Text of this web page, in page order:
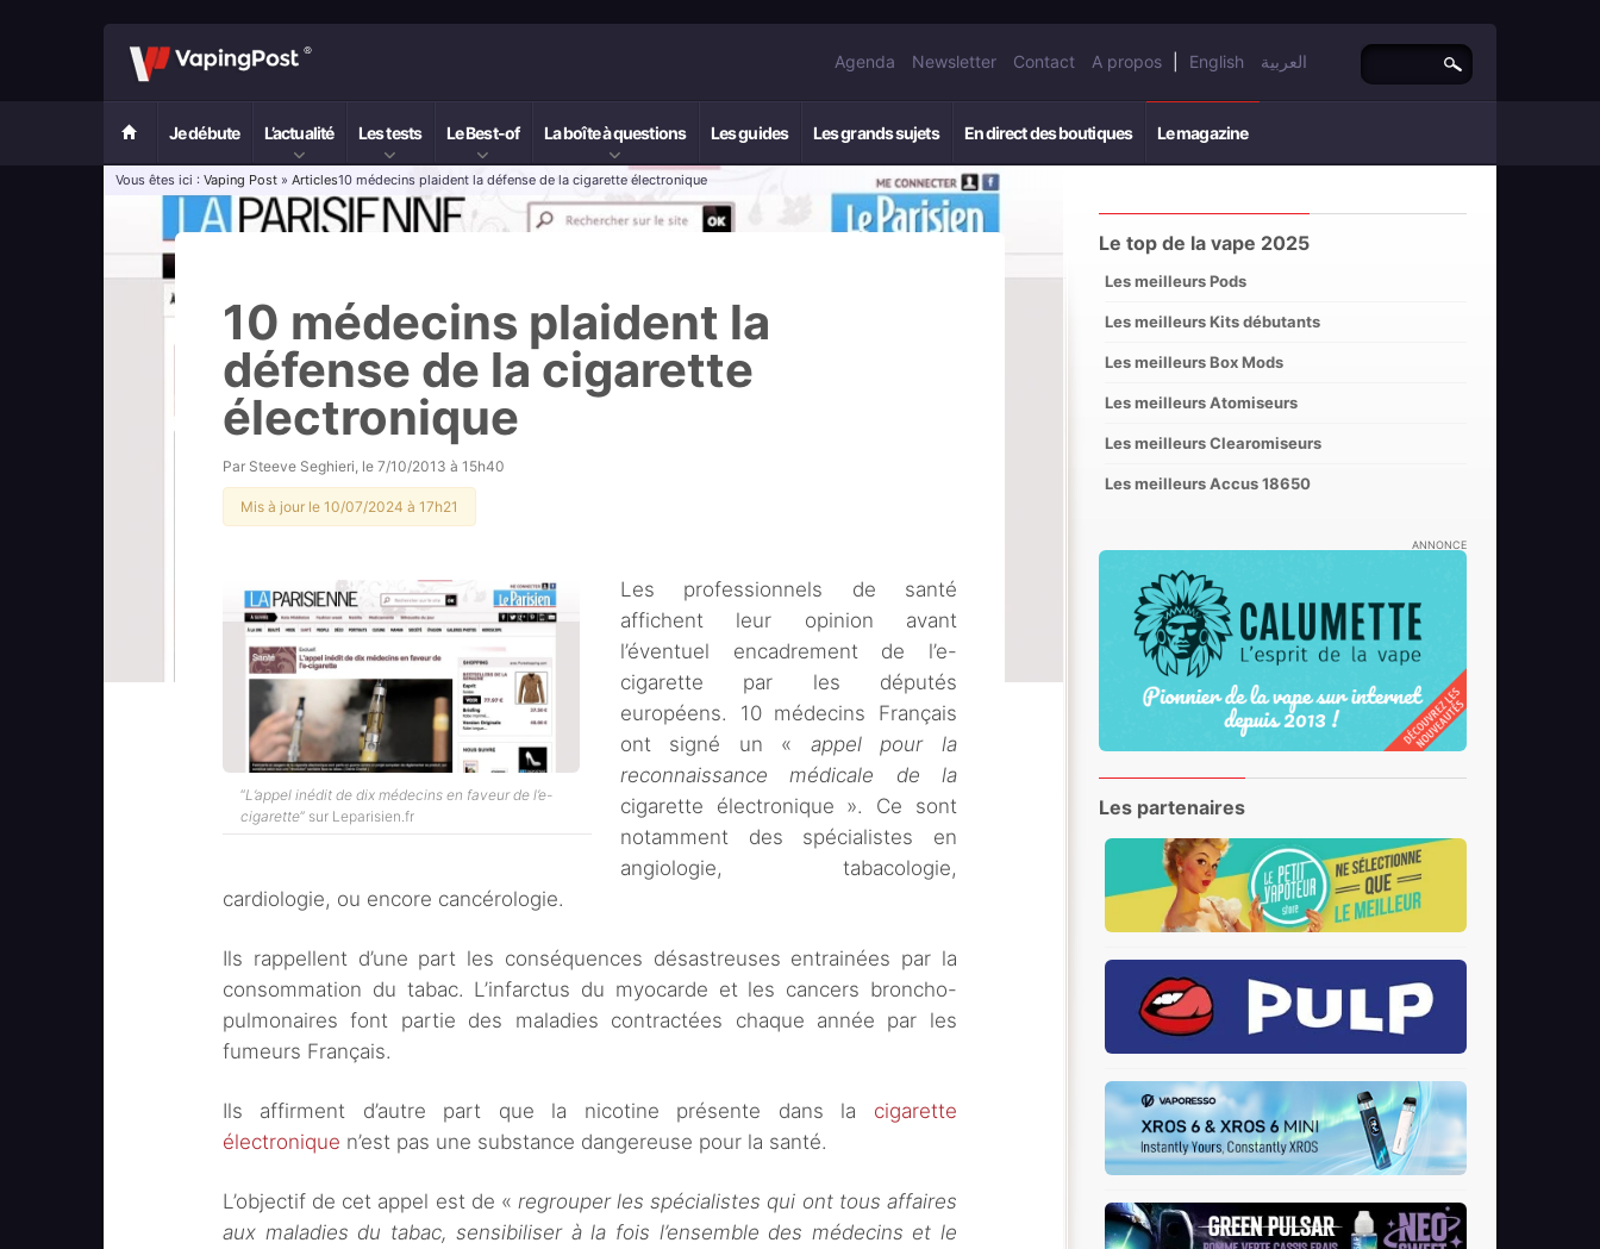
Agenda Newsletter Contact A propos English العربية
Je débute L’actualité Les tests Le Best-of La boîte à questions Les guides Les grands sujets En direct des boutiques Le magazine
Vous êtes ici : Vaping Post » Articles10 médecins plaident la défense de la cigarette électronique
10 médecins plaident la
défense de la cigarette
électronique
Par Steeve Seghieri, le 7/10/2013 à 15h40
Mis à jour le 10/07/2024 à 17h21
“L’appel inédit de dix médecins en faveur de l’e-
cigarette” sur Leparisien.fr
Les professionnels de santé
affichent leur opinion avant
l’éventuel encadrement de l’e-
cigarette par les députés
européens. 10 médecins Français
ont signé un « appel pour la
reconnaissance médicale de la
cigarette électronique ». Ce sont
notamment des spécialistes en
angiologie, tabacologie,
cardiologie, ou encore cancérologie.
Ils rappellent d’une part les conséquences désastreuses entrainées par la
consommation du tabac. L’infarctus du myocarde et les cancers broncho-
pulmonaires font partie des maladies contractées chaque année par les
fumeurs Français.
Ils affirment d’autre part que la nicotine présente dans la cigarette
électronique n’est pas une substance dangereuse pour la santé.
L’objectif de cet appel est de « regrouper les spécialistes qui ont tous affaires
aux maladies du tabac, sensibiliser à la fois l’ensemble des médecins et le
Le top de la vape 2025
Les meilleurs Pods
Les meilleurs Kits débutants
Les meilleurs Box Mods
Les meilleurs Atomiseurs
Les meilleurs Clearomiseurs
Les meilleurs Accus 18650
ANNONCE
Les partenaires